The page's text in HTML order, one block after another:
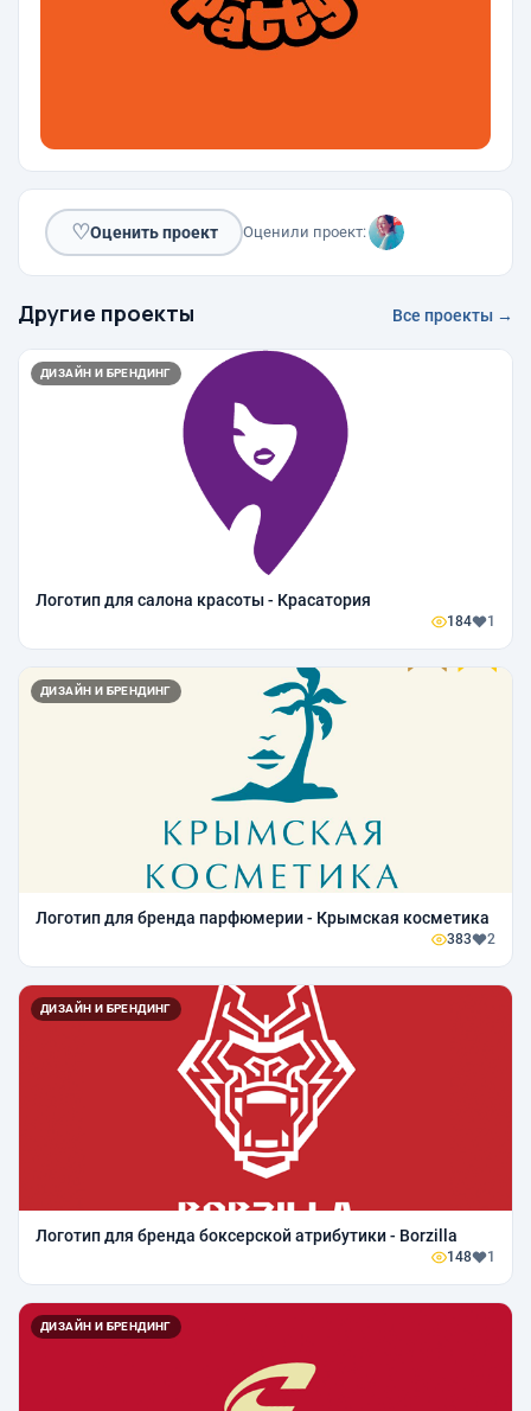
♡Оценить проект Оценили проект:
Другие проекты Все проекты →
ДИЗАЙН И БРЕНДИНГ
Логотип для салона красоты - Красатория
184 1
ДИЗАЙН И БРЕНДИНГ
Логотип для бренда парфюмерии - Крымская косметика
383 2
ДИЗАЙН И БРЕНДИНГ
Логотип для бренда боксерской атрибутики - Borzilla
148 1
ДИЗАЙН И БРЕНДИНГ